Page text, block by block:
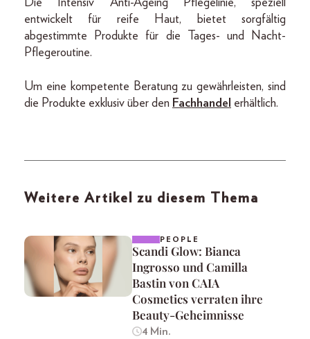
Die Intensiv Anti-Ageing Pflegelinie, speziell
entwickelt für reife Haut, bietet sorgfältig
abgestimmte Produkte für die Tages- und Nacht-
Pflegeroutine.
Um eine kompetente Beratung zu gewährleisten, sind
die Produkte exklusiv über den Fachhandel erhältlich.
Weitere Artikel zu diesem Thema
PEOPLE
Scandi Glow: Bianca
Ingrosso und Camilla
Bastin von CAIA
Cosmetics verraten ihre
Beauty-Geheimnisse
4 Min.